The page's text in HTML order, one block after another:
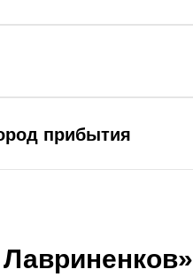
прибытия